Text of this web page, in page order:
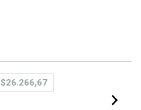
$26.266,67